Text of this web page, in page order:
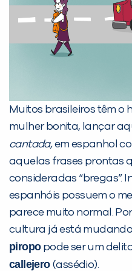
Muitos brasileiros têm o
mulher bonita, lançar
cantada,em espanhol
aquelas frases prontas
consideradas “bregas”.
espanhóis possuem o
parece muito normal.
cultura já está
piropopode ser um
callejero(assédio).